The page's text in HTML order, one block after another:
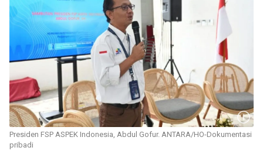
Presiden FSP ASPEK Indonesia, Abdul Gofur. ANTARA/HO-Dokumentasi
pribadi